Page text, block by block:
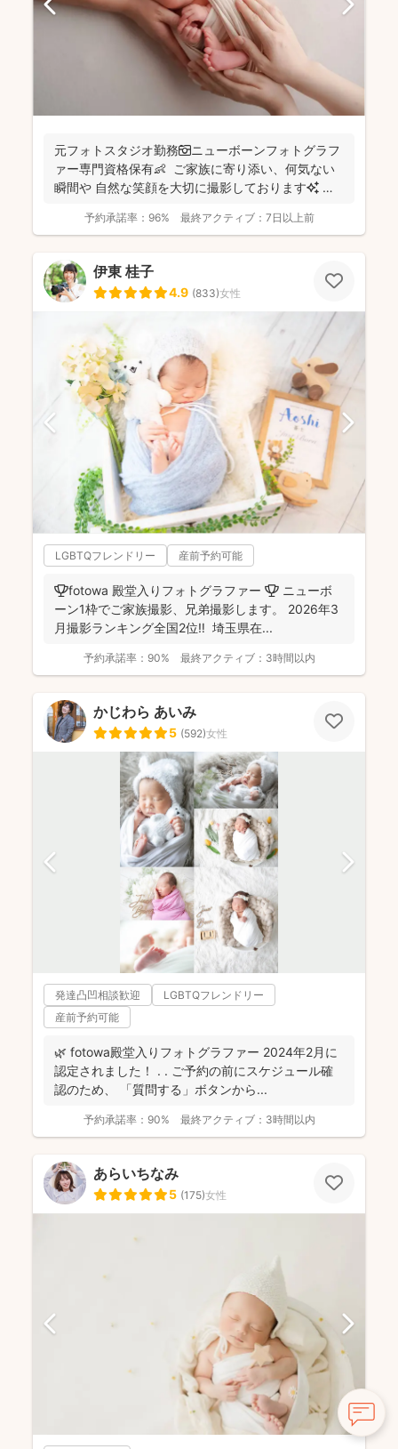
元フォトスタジオ勤務📷ニューボーンフォトグラフ
ァー専門資格保有👶 ご家族に寄り添い、何気ない
瞬間や 自然な笑顔を大切に撮影しております✨ ま
予約承諾率： 96% 最終アクティブ： 7日以上前
伊東 桂子
4.9 (833)女性
LGBTQフレンドリー 産前予約可能
🏆fotowa 殿堂入りフォトグラファー 🏆 ニューボ
ーン1枠でご家族撮影、兄弟撮影します。 2026年3
月撮影ランキング全国2位‼️ 埼玉県在...
予約承諾率： 90% 最終アクティブ： 3時間以内
かじわら あいみ
5 (592)女性
発達凸凹相談歓迎
LGBTQフレンドリー
産前予約可能
🌿 fotowa殿堂入りフォトグラファー 2024年2月に
認定されました！ . . ご予約の前にスケジュール確
認のため、 「質問する」ボタンから...
予約承諾率： 90% 最終アクティブ： 3時間以内
あらいちなみ
5 (175)女性